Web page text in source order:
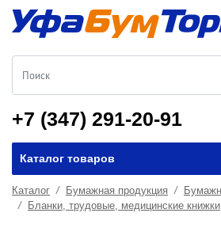
+7 (347) 291-20-91
Каталог товаров
Каталог Бумажная продукция
Бланки, трудовые, медицинские книжки